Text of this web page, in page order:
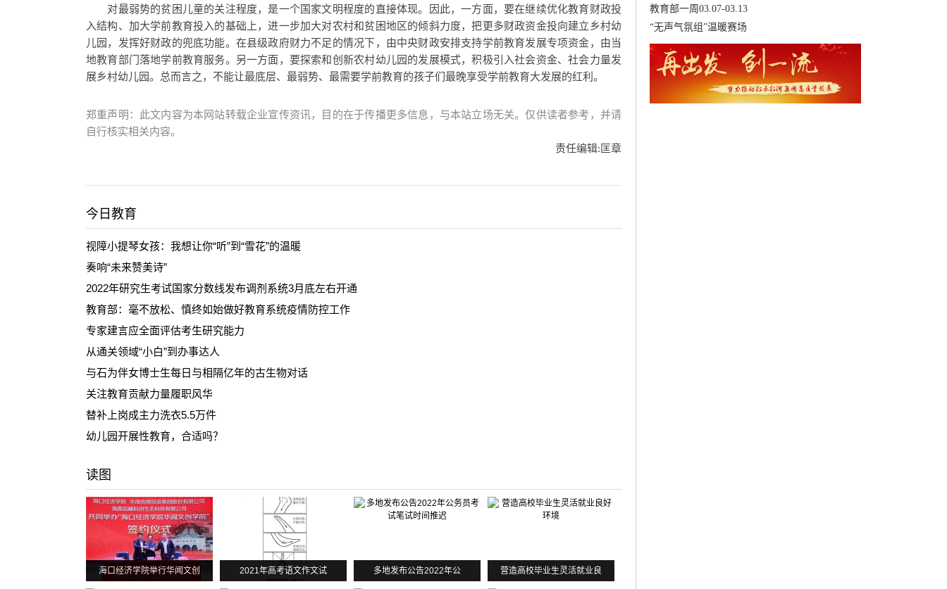
对最弱势的贫困儿童的关注程度，是一个国家文明程度的直接体现。因此，一方面，要在继续优化教育财政投
入结构、加大学前教育投入的基础上，进一步加大对农村和贫困地区的倾斜力度，把更多财政资金投向建立乡村幼
儿园，发挥好财政的兜底功能。在县级政府财力不足的情况下，由中央财政安排支持学前教育发展专项资金，由当
地教育部门落地学前教育服务。另一方面，要探索和创新农村幼儿园的发展模式，积极引入社会资金、社会力量发
展乡村幼儿园。总而言之，不能让最底层、最弱势、最需要学前教育的孩子们最晚享受学前教育大发展的红利。
郑重声明：此文内容为本网站转载企业宣传资讯，目的在于传播更多信息，与本站立场无关。仅供读者参考，并请
自行核实相关内容。
责任编辑: 匡章
今日教育
视障小提琴女孩：我想让你“听”到“雪花”的温暖
奏响“未来赞美诗”
2022年研究生考试国家分数线发布调剂系统3月底左右开通
教育部：毫不放松、慎终如始做好教育系统疫情防控工作
专家建言应全面评估考生研究能力
从通关领域“小白”到办事达人
与石为伴女博士生每日与相隔亿年的古生物对话
关注教育贡献力量履职风华
替补上岗成主力洗衣5.5万件
幼儿园开展性教育，合适吗？
读图
海口经济学院举行华闻文创 2021年高考语文作文试 多地发布公告2022年公 营造高校毕业生灵活就业良
教育部一周03.07-03.13
“无声气氛组”温暖赛场